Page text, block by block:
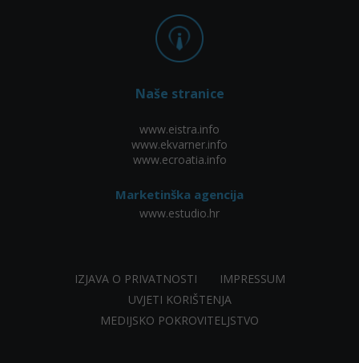
Naše stranice
www.eistra.info
www.ekvarner.info
www.ecroatia.info
Marketinška agencija
www.estudio.hr
IZJAVA O PRIVATNOSTI
IMPRESSUM
UVJETI KORIŠTENJA
MEDIJSKO POKROVITELJSTVO